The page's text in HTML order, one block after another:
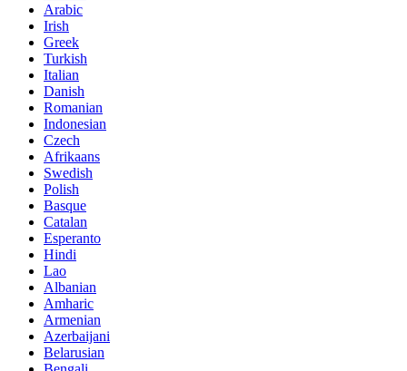
Arabic
Irish
Greek
Turkish
Italian
Danish
Romanian
Indonesian
Czech
Afrikaans
Swedish
Polish
Basque
Catalan
Esperanto
Hindi
Lao
Albanian
Amharic
Armenian
Azerbaijani
Belarusian